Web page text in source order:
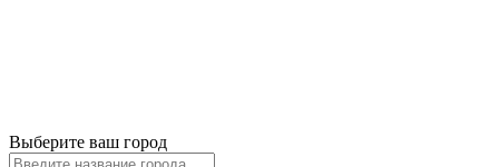
Выберите ваш город